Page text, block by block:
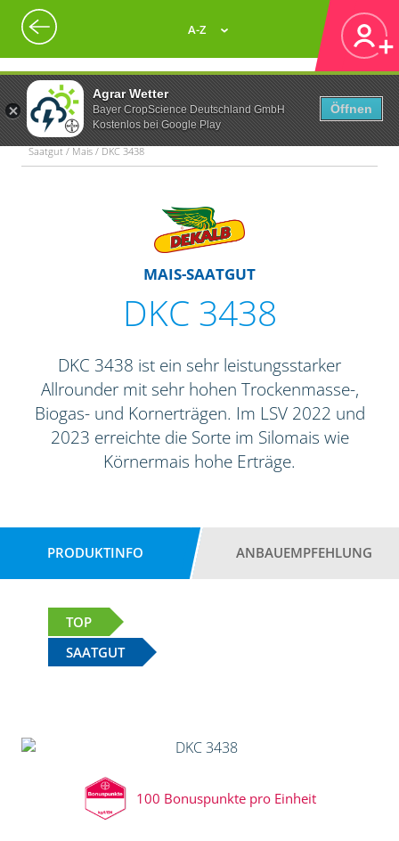
Agrar Wetter
Bayer CropScience Deutschland GmbH
Kostenlos bei Google Play
Öffnen
A-Z
Saatgut / Mais / DKC 3438
MAIS-SAATGUT
DKC 3438
DKC 3438 ist ein sehr leistungsstarker
Allrounder mit sehr hohen Trockenmasse-,
Biogas- und Kornerträgen. Im LSV 2022 und
2023 erreichte die Sorte im Silomais wie
Körnermais hohe Erträge.
PRODUKTINFO ANBAUEMPFEHLUNG
TOP
SAATGUT
100 Bonuspunkte pro Einheit